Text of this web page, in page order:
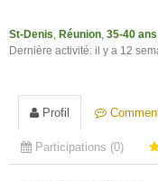
St-Denis Réunion 35-40 ans
Dernière activité: il y a 12
Profil
Participations (0)